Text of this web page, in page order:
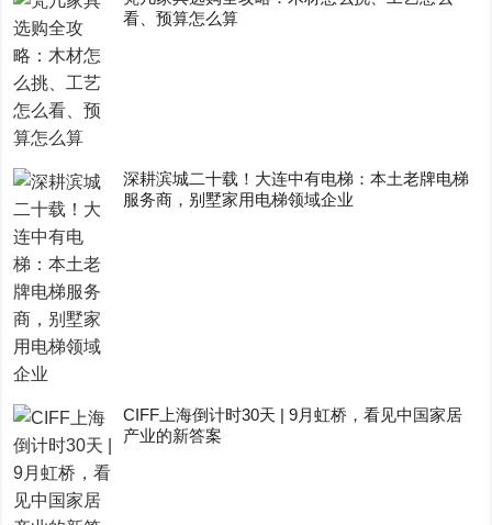
看、预算怎么算
深耕滨城二十载！大连中有电梯：本土老牌电梯
服务商，别墅家用电梯领域企业
CIFF上海倒计时30天 | 9月虹桥，看见中国家居
产业的新答案